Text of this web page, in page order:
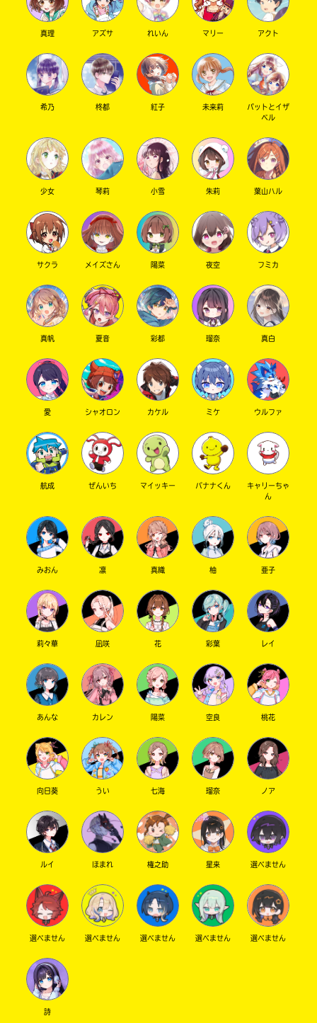
キーワードから探す
SNSでシェアする
真理 アズサ れいん マリー アクト
希乃 柊都 紅子 未来莉
パットとイザ
ベル
少女 琴莉 小雪 朱莉 葉山ハル
サクラ メイズさん 陽菜 夜空 フミカ
真帆 夏音 彩都 瑠奈 真白
愛 シャオロン カケル ミケ ウルファ
航成 ぜんいち マイッキー バナナくん
キャリーちゃ
ん
みおん 凛 真織 柚 亜子
莉々華 凪咲 花 彩葉 レイ
あんな カレン 陽菜 空良 桃花
向日葵 うい 七海 瑠奈 ノア
ルイ ほまれ 権之助 星来 選べません
選べません 選べません 選べません 選べません 選べません
詩